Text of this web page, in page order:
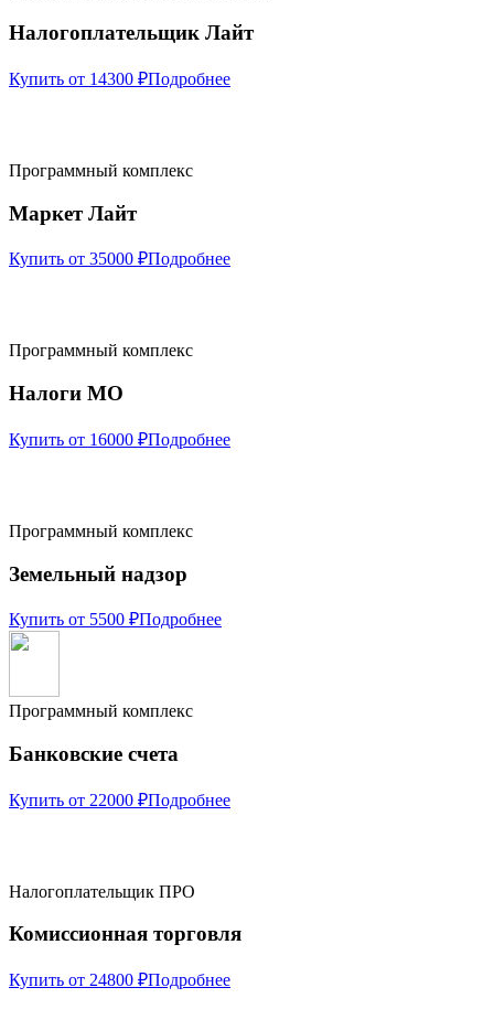
Налогоплательщик Лайт
Купить от 14300 ₽Подробнее
Программный комплекс
Маркет Лайт
Купить от 35000 ₽Подробнее
Программный комплекс
Налоги МО
Купить от 16000 ₽Подробнее
Программный комплекс
Земельный надзор
Купить от 5500 ₽Подробнее
Программный комплекс
Банковские счета
Купить от 22000 ₽Подробнее
Налогоплательщик ПРО
Комиссионная торговля
Купить от 24800 ₽Подробнее